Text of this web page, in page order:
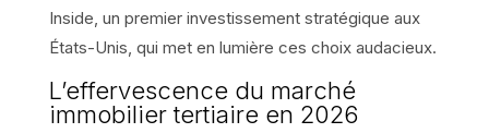
Inside, un premier investissement stratégique aux
États-Unis, qui met en lumière ces choix audacieux.
L’effervescence du marché
immobilier tertiaire en 2026